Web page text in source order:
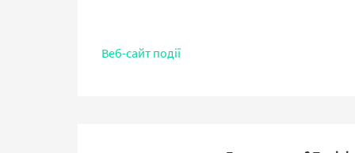
Веб-сайт події